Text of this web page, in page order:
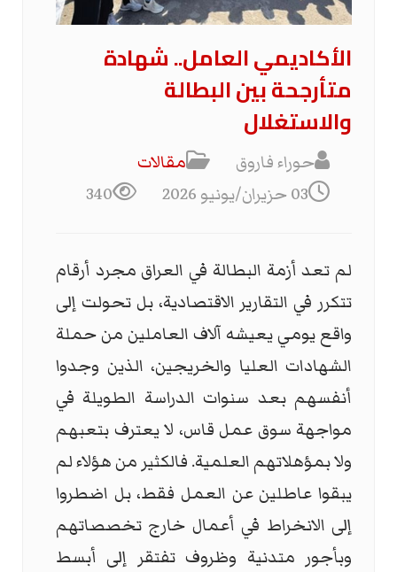
الأكاديمي العامل.. شهادة
متأرجحة بين البطالة
والاستغلال
حوراء فاروق
مقالات
03 حزيران/يونيو 2026
340
لم تعد أزمة البطالة في العراق مجرد أرقام
تتكرر في التقارير الاقتصادية، بل تحولت إلى
واقع يومي يعيشه آلاف العاملين من حملة
الشهادات العليا والخريجين، الذين وجدوا
أنفسهم بعد سنوات الدراسة الطويلة في
مواجهة سوق عمل قاس، لا يعترف بتعبهم
ولا بمؤهلاتهم العلمية. فالكثير من هؤلاء لم
يبقوا عاطلين عن العمل فقط، بل اضطروا
إلى الانخراط في أعمال خارج تخصصاتهم
وبأجور متدنية وظروف تفتقر إلى أبسط